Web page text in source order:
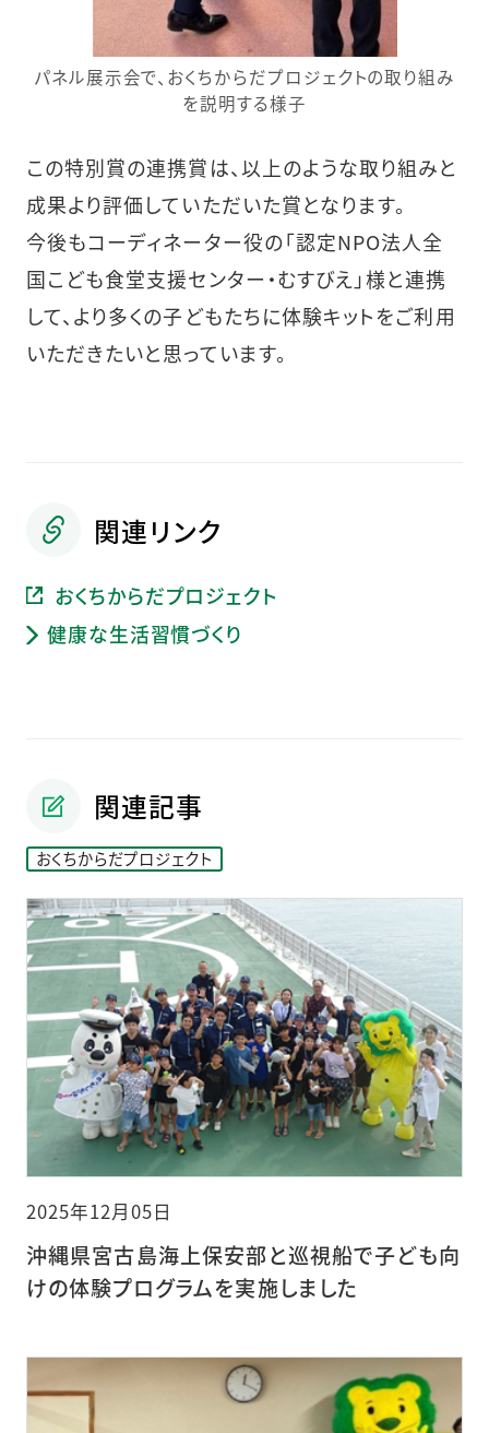
パネル展示会で、おくちからだプロジェクトの取り組み
を説明する様子
この特別賞の連携賞は、以上のような取り組みと
成果より評価していただいた賞となります。
今後もコーディネーター役の「認定NPO法人全
国こども食堂支援センター・むすびえ」様と連携
して、より多くの子どもたちに体験キットをご利用
いただきたいと思っています。
関連リンク
おくちからだプロジェクト
健康な生活習慣づくり
関連記事
おくちからだプロジェクト
2025年12月05日
沖縄県宮古島海上保安部と巡視船で子ども向
けの体験プログラムを実施しました